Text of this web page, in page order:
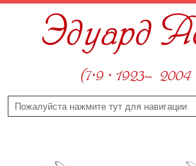
Эдуард
(7·9 · 1923—2004